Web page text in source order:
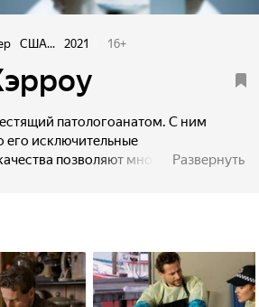
США... 2021 16+
патологоанатом. С ним
исключительные
позволяют многим
но и семье.
Развернуть